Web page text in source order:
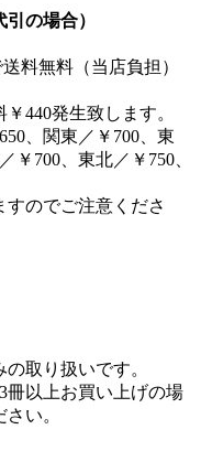
の場合）
料無料（当店負担）
440発生致します。
、関東／￥700、東
￥700、東北／￥750、
のでご注意くださ
取り扱いです。
冊以上お買い上げの場
い。